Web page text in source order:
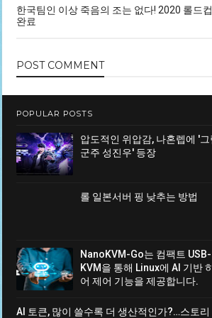
한국팀인 이상 죽음의 조는 없다! 2020 롤드
완료
POST COMMENT
POPULAR POSTS
압도적인 위압감, 나혼렙에 '
군주 성진우' 등장
롤 일본서버 핑 낮추는 방법
NanoKVM-Go는 컴팩트
KVM을 통해 Linux에 AI 기반
어 제어 기능을 제공합니다.
AI 토큰, 많이 쓸수록 더 생산적인가?…스토리